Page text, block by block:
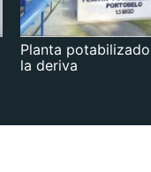
Planta
la deriva